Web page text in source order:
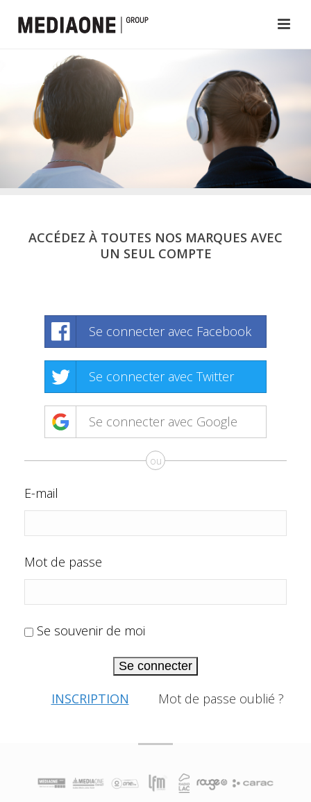
ACCÉDEZ À TOUTES NOS MARQUES AVEC
UN SEUL COMPTE
Se connecter avec Facebook
Se connecter avec Twitter
Se connecter avec Google
ou
E-mail
Mot de passe
Se souvenir de moi
Se connecter
INSCRIPTION Mot de passe oublié ?